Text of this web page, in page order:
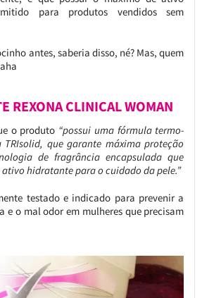
para produtos vendidos sem
antes, saberia disso, né? Mas, quem
REXONA CLINICAL WOMAN
o produto “possui uma fórmula termo-
que garante máxima proteção
de fragrância encapsulada que
hidratante para o cuidado da pele.”
testado e indicado para prevenir a
e o mal odor em mulheres que precisam